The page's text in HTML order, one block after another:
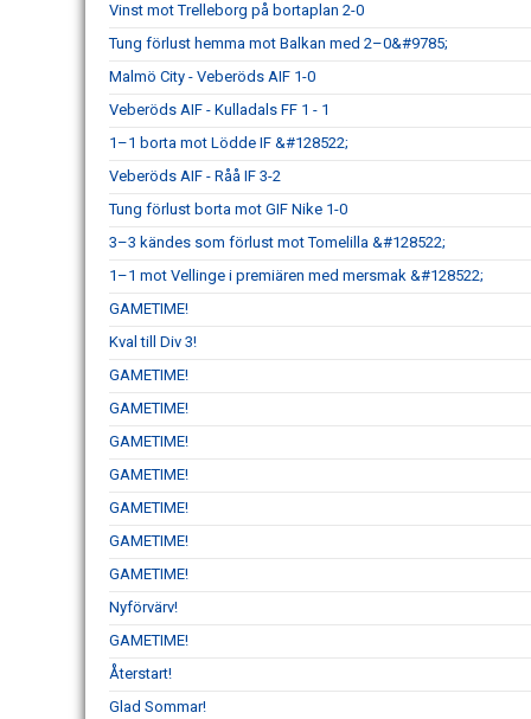
Vinst mot Trelleborg på bortaplan 2-0
Tung förlust hemma mot Balkan med 2–0&#9785;
Malmö City - Veberöds AIF 1-0
Veberöds AIF - Kulladals FF 1 - 1
1–1 borta mot Lödde IF &#128522;
Veberöds AIF - Råå IF 3-2
Tung förlust borta mot GIF Nike 1-0
3–3 kändes som förlust mot Tomelilla &#128522;
1–1 mot Vellinge i premiären med mersmak &#128522;
GAMETIME!
Kval till Div 3!
GAMETIME!
GAMETIME!
GAMETIME!
GAMETIME!
GAMETIME!
GAMETIME!
GAMETIME!
Nyförvärv!
GAMETIME!
Återstart!
Glad Sommar!